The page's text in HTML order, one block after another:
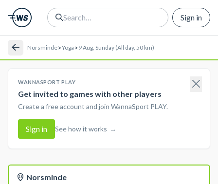
Sign in
Norsminde>Yoga >9 Aug, Sunday (All day, 50 km)
WANNASPORT PLAY
Get invited to games with other players
Create a free account and join WannaSport PLAY.
Sign in See how it works →
Norsminde